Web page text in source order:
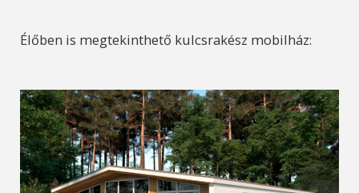
Élőben is megtekinthető kulcsrakész mobilház: